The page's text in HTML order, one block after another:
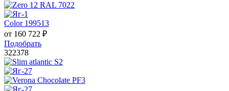
Color 199513
от 160 722 ₽
Подобрать
322378